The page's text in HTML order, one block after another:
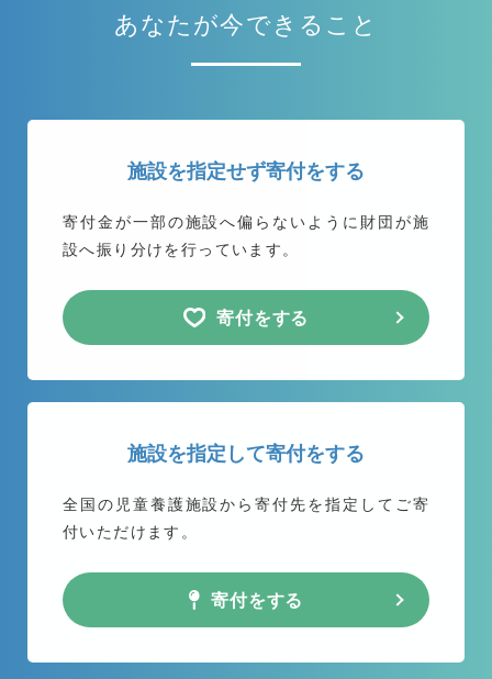
あなたが今できること
施設を指定せず寄付をする
寄付金が一部の施設へ偏らないように 財団が施
設へ振り分けを行っています。
寄付をする
施設を指定して寄付をする
全国の児童養護施設から寄付先を指定してご寄
付いただけます。
寄付をする